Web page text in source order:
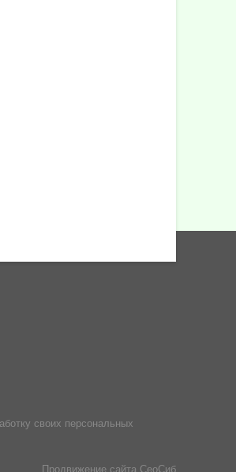
своих персональных
Продвижение сайта СеоСиб